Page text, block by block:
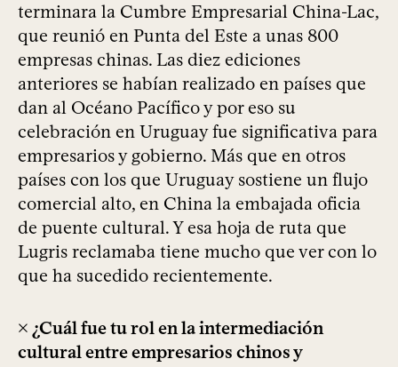
terminara la Cumbre Empresarial China-Lac,
que reunió en Punta del Este a unas 800
empresas chinas. Las diez ediciones
anteriores se habían realizado en países que
dan al Océano Pacífico y por eso su
celebración en Uruguay fue significativa para
empresarios y gobierno. Más que en otros
países con los que Uruguay sostiene un flujo
comercial alto, en China la embajada oficia
de puente cultural. Y esa hoja de ruta que
Lugris reclamaba tiene mucho que ver con lo
que ha sucedido recientemente.
× ¿Cuál fue tu rol en la intermediación
cultural entre empresarios chinos y